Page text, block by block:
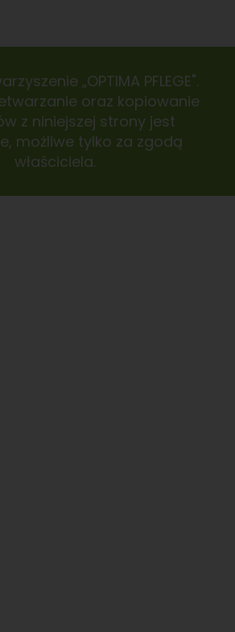
„OPTIMA PFLEGE".
oraz kopiowanie
z niniejszej strony jest
możliwe tylko za zgodą
właściciela.